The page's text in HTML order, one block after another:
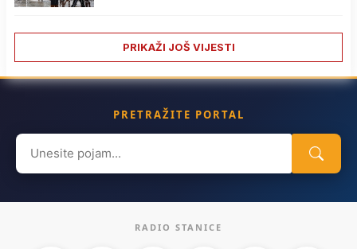
PRIKAŽI JOŠ VIJESTI
PRETRAŽITE PORTAL
Search
for:
RADIO STANICE